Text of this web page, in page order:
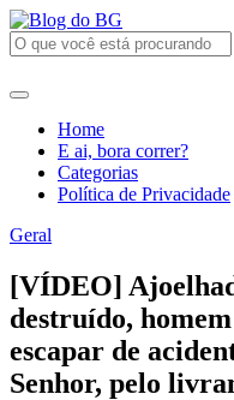
Home
E ai, bora correr?
Categorias
Política de Privacidade
Geral
[VÍDEO]
destruído,
escapar de
Senhor, pelo